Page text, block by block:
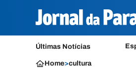
Últimas Notícias
Home>cultura